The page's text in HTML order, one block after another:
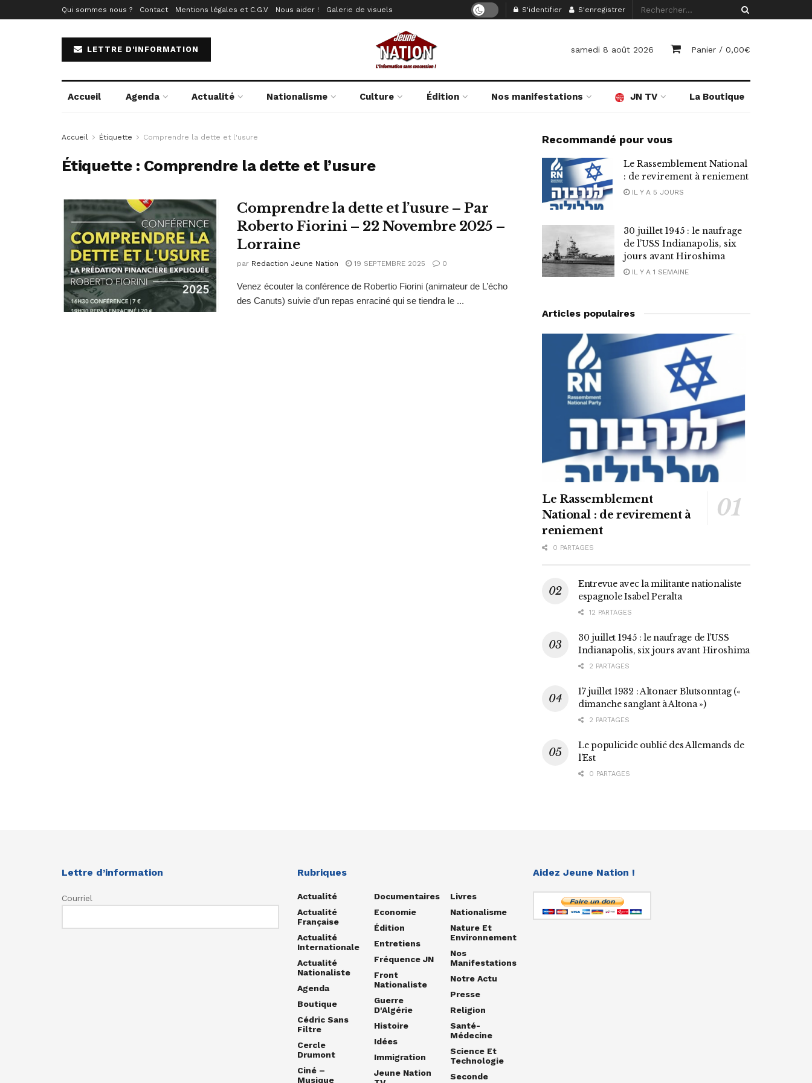
Qui sommes nous ? Contact Mentions légales et C.G.V Nous aider ! Galerie de visuels S'identifier S'enregistrer
LETTRE D'INFORMATION samedi 8 août 2026 Panier / 0,00€
Accueil Agenda Actualité Nationalisme Culture Édition Nos manifestations JN TV La Boutique
Accueil Étiquette Comprendre la dette et l'usure
Étiquette : Comprendre la dette et l’usure
Comprendre la dette et l’usure – Par
Roberto Fiorini – 22 Novembre 2025 –
Lorraine
par Redaction Jeune Nation 19 SEPTEMBRE 2025 0
Venez écouter la conférence de Robertio Fiorini (animateur de L’écho
des Canuts) suivie d’un repas enraciné qui se tiendra le ...
Recommandé pour vous
Le Rassemblement National
: de revirement à reniement
IL Y A 5 JOURS
30 juillet 1945 : le naufrage
de l’USS Indianapolis, six
jours avant Hiroshima
IL Y A 1 SEMAINE
Articles populaires
Le Rassemblement
National : de revirement à
reniement
0 PARTAGES
Entrevue avec la militante nationaliste
espagnole Isabel Peralta
12 PARTAGES
30 juillet 1945 : le naufrage de l’USS
Indianapolis, six jours avant Hiroshima
2 PARTAGES
17 juillet 1932 : Altonaer Blutsonntag («
dimanche sanglant à Altona »)
2 PARTAGES
Le populicide oublié des Allemands de
l’Est
0 PARTAGES
Lettre d’information
Courriel
Rubriques
Actualité
Actualité
Française
Actualité
Internationale
Actualité
Nationaliste
Agenda
Boutique
Cédric Sans
Filtre
Cercle
Drumont
Ciné –
Musique
Documentaires
Economie
Édition
Entretiens
Fréquence JN
Front
Nationaliste
Guerre
D'Algérie
Histoire
Idées
Immigration
Jeune Nation
Livres
Nationalisme
Nature Et
Environnement
Nos
Manifestations
Notre Actu
Presse
Religion
Santé-
Médecine
Science Et
Technologie
Seconde
Aidez Jeune Nation !